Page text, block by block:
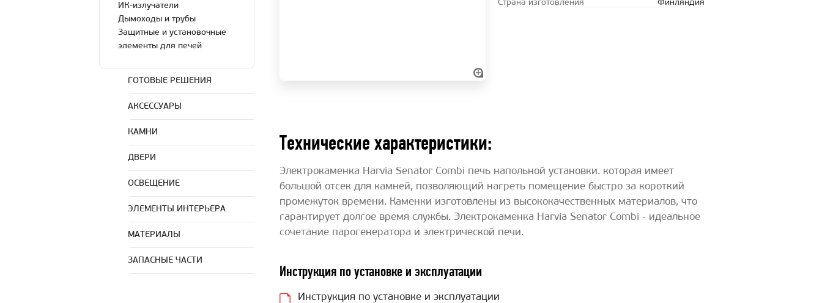
ИК-излучатели
Дымоходы и трубы
Защитные и установочные
элементы для печей
ГОТОВЫЕ РЕШЕНИЯ
АКСЕССУАРЫ
КАМНИ
ДВЕРИ
ОСВЕЩЕНИЕ
ЭЛЕМЕНТЫ ИНТЕРЬЕРА
МАТЕРИАЛЫ
ЗАПАСНЫЕ ЧАСТИ
Страна изготовления
Финляндия
Технические характеристики:
Электрокаменка Harvia Senator Combi печь напольной установки. которая имеет
большой отсек для камней, позволяющий нагреть помещение быстро за короткий
промежуток времени. Каменки изготовлены из высококачественных материалов, что
гарантирует долгое время службы. Электрокаменка Harvia Senator Combi - идеальное
сочетание парогенератора и электрической печи.
Инструкция по установке и эксплуатации
Инструкция по установке и эксплуатации